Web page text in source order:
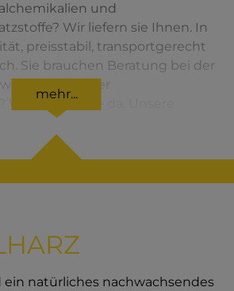
und
Wir liefern sie Ihnen. In
preisstabil, transportgerecht
Sie brauchen Beratung bei der
oder bei der
jeweiligen Produktbereich
das entsprechende Symbol
mehr...
ein natürliches nachwachsendes